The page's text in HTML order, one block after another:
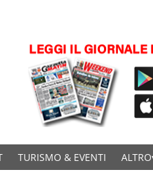
TURISMO & EVENTI ALTRO